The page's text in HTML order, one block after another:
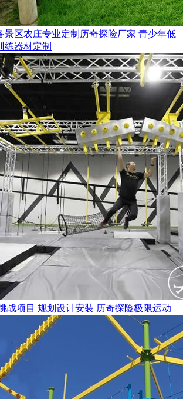
景区农庄专业定制历奇探险厂家 青少年低
练器材定制
战项目 规划设计安装 历奇探险极限运动